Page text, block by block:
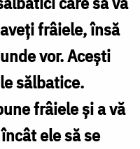
frâiele, însă
vor. Aceşti
sălbatice.
frâiele şi a vă
ele să se